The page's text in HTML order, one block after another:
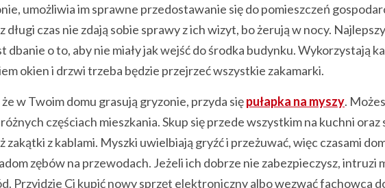
umożliwia im sprawne przedostawanie się do pomieszczeń
długi czas nie zdają sobie sprawy z ich wizyt, bo żerują w nocy.
o to, aby nie miały jak wejść do środka budynku. Wykorzystają
okien i drzwi trzeba będzie przejrzeć wszystkie zakamarki.
w Twoim domu grasują gryzonie, przyda siępułapka na myszy.
częściach mieszkania. Skup się przede wszystkim na kuchni oraz
z kablami. Myszki uwielbiają gryźć i przeżuwać, więc czasami
zębów na przewodach. Jeżeli ich dobrze nie zabezpieczysz, intruzi
Przyjdzie Ci kupić nowy sprzęt elektroniczny albo wezwać fachowca